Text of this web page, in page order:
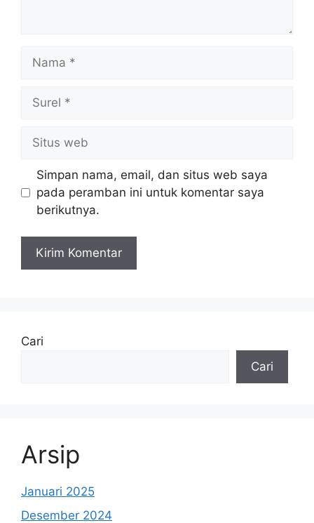
web
Simpan nama, email, dan situs web saya
pada peramban ini untuk komentar saya
berikutnya.
Cari
Cari
Arsip
Januari 2025
Desember 2024